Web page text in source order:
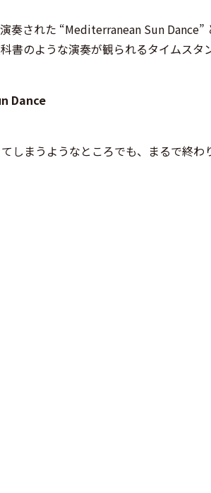
奏された “Mediterranean Sun Dance”
書のような演奏が観られるタイムスタ
Dance
しまうようなところでも、まるで終わ